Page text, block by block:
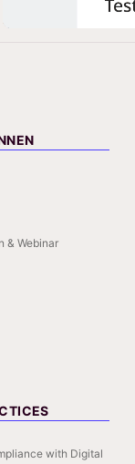
& Webinar
with Digital